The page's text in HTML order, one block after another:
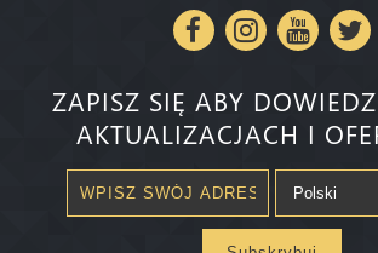
ZAPISZ SIĘ ABY
AKTUALIZACJACH I